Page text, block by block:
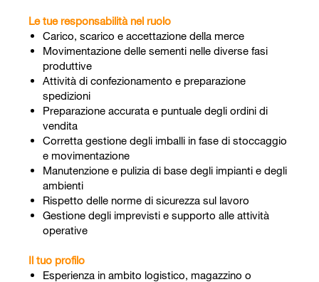
Le tue responsabilità nel ruolo
Carico, scarico e accettazione della merce
Movimentazione delle sementi nelle diverse fasi
produttive
Attività di confezionamento e preparazione
spedizioni
Preparazione accurata e puntuale degli ordini di
vendita
Corretta gestione degli imballi in fase di stoccaggio
e movimentazione
Manutenzione e pulizia di base degli impianti e degli
ambienti
Rispetto delle norme di sicurezza sul lavoro
Gestione degli imprevisti e supporto alle attività
operative
Il tuo profilo
Esperienza in ambito logistico, magazzino o